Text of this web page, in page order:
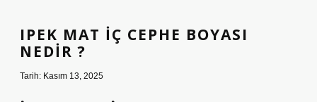
IPEK MAT IÇ CEPHE BOYASI
NEDIR ?
Tarih: Kasım 13, 2025